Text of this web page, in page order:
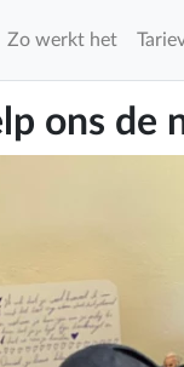
Zo werkt het
ons de